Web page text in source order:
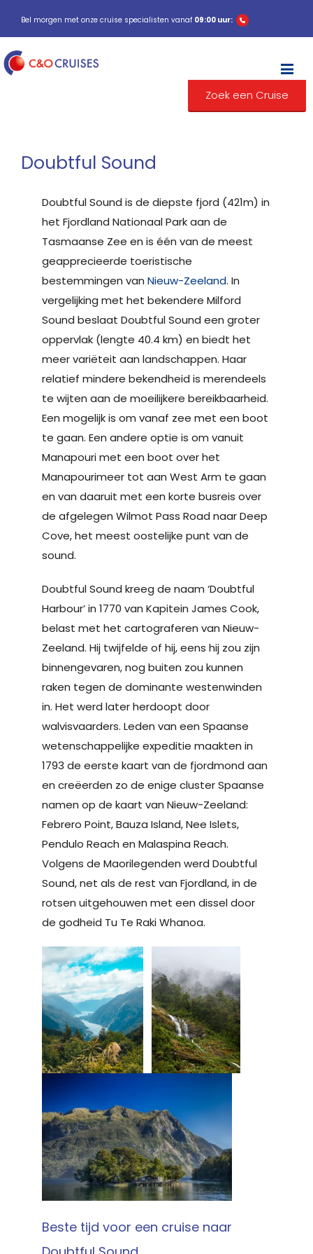
Bel morgen met onze cruise specialisten vanaf 09:00 uur:
Zoek een Cruise
Doubtful Sound
Doubtful Sound is de diepste fjord (421m) in
het Fjordland Nationaal Park aan de
Tasmaanse Zee en is één van de meest
geapprecieerde toeristische
bestemmingen van Nieuw-Zeeland. In
vergelijking met het bekendere Milford
Sound beslaat Doubtful Sound een groter
oppervlak (lengte 40.4 km) en biedt het
meer variëteit aan landschappen. Haar
relatief mindere bekendheid is merendeels
te wijten aan de moeilijkere bereikbaarheid.
Een mogelijk is om vanaf zee met een boot
te gaan. Een andere optie is om vanuit
Manapouri met een boot over het
Manapourimeer tot aan West Arm te gaan
en van daaruit met een korte busreis over
de afgelegen Wilmot Pass Road naar Deep
Cove, het meest oostelijke punt van de
sound.
Doubtful Sound kreeg de naam ‘Doubtful
Harbour’ in 1770 van Kapitein James Cook,
belast met het cartograferen van Nieuw-
Zeeland. Hij twijfelde of hij, eens hij zou zijn
binnengevaren, nog buiten zou kunnen
raken tegen de dominante westenwinden
in. Het werd later herdoopt door
walvisvaarders. Leden van een Spaanse
wetenschappelijke expeditie maakten in
1793 de eerste kaart van de fjordmond aan
en creëerden zo de enige cluster Spaanse
namen op de kaart van Nieuw-Zeeland:
Febrero Point, Bauza Island, Nee Islets,
Pendulo Reach en Malaspina Reach.
Volgens de Maorilegenden werd Doubtful
Sound, net als de rest van Fjordland, in de
rotsen uitgehouwen met een dissel door
de godheid Tu Te Raki Whanoa.
Beste tijd voor een cruise naar